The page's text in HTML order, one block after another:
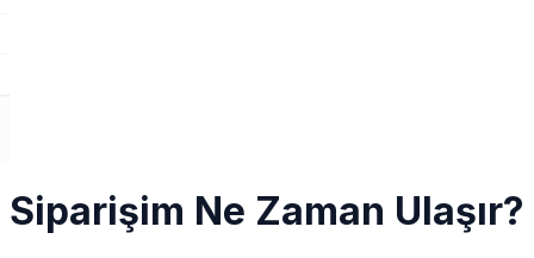
Siparişim Ne Zaman Ulaşır?